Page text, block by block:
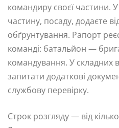
командиру своєї частини.
частину, посаду, додаєте
обґрунтування. Рапорт
команді: батальйон —
командування. У складних
запитати додаткові
службову перевірку.
Строк розгляду — від